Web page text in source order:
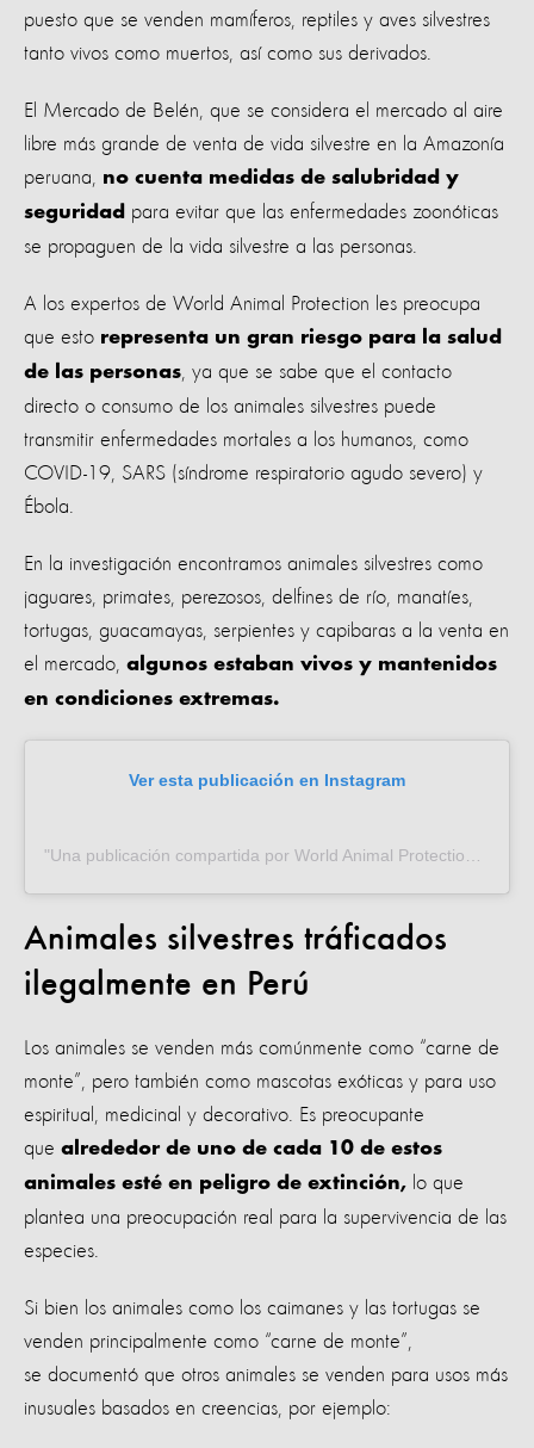
puesto que se venden mamíferos, reptiles y aves silvestres
tanto vivos como muertos, así como sus derivados.
El Mercado de Belén, que se considera el mercado al aire
libre más grande de venta de vida silvestre en la Amazonía
peruana, no cuenta medidas de salubridad y
seguridad para evitar que las enfermedades zoonóticas
se propaguen de la vida silvestre a las personas.
A los expertos de World Animal Protection les preocupa
que esto representa un gran riesgo para la salud
de las personas , ya que se sabe que el contacto
directo o consumo de los animales silvestres puede
transmitir enfermedades mortales a los humanos, como
COVID-19, SARS (síndrome respiratorio agudo severo) y
Ébola.
En la investigación encontramos animales silvestres como
jaguares, primates, perezosos, delfines de río, manatíes,
tortugas, guacamayas, serpientes y capibaras a la venta en
el mercado, algunos estaban vivos y mantenidos
en condiciones extremas.
Ver esta publicación en Instagram
Una publicación compartida por World Animal Protection (Español) (@proteccion_animal_mundial)
Animales silvestres tráficados
ilegalmente en Perú
Los animales se venden más comúnmente como “carne de
monte”, pero también como mascotas exóticas y para uso
espiritual, medicinal y decorativo. Es preocupante
que alrededor de uno de cada 10 de estos
animales esté en peligro de extinción, lo que
plantea una preocupación real para la supervivencia de las
especies.
Si bien los animales como los caimanes y las tortugas se
venden principalmente como “carne de monte”,
se documentó que otros animales se venden para usos más
inusuales basados en creencias, por ejemplo: